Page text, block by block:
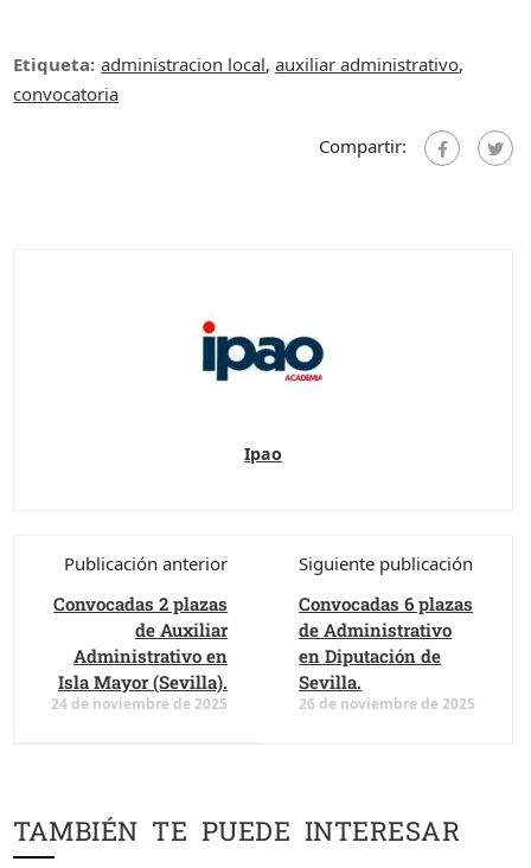
Etiqueta: administracion local,auxiliar administrativo,
convocatoria
Compartir:
Ipao
Publicación anterior
Convocadas 2 plazas
de Auxiliar
Administrativo en
Isla Mayor (Sevilla).
24 de noviembre de 2025
Siguiente publicación
Convocadas 6 plazas
de Administrativo
en Diputación de
Sevilla.
26 de noviembre de 2025
TAMBIÉN TE PUEDE INTERESAR